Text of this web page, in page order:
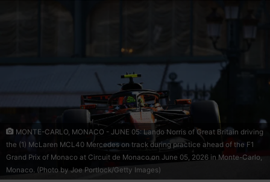
MONTE-CARLO, MONACO - JUNE 05: Lando Norris of Great Britain driving
the (1) McLaren MCL40 Mercedes on track during practice ahead of the F1
Grand Prix of Monaco at Circuit de Monaco on June 05, 2026 in Monte-Carlo,
Monaco. (Photo by Joe Portlock/Getty Images)